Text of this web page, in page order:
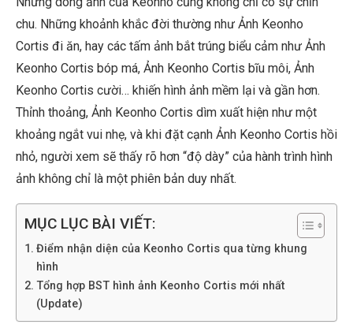
chu. Những khoảnh khắc đời thường như Ảnh Keonho
Cortis đi ăn, hay các tấm ảnh bắt trúng biểu cảm như Ảnh
Keonho Cortis bóp má, Ảnh Keonho Cortis bĩu môi, Ảnh
Keonho Cortis cười… khiến hình ảnh mềm lại và gần hơn.
Thỉnh thoảng, Ảnh Keonho Cortis dìm xuất hiện như một
khoảng ngắt vui nhẹ, và khi đặt cạnh Ảnh Keonho Cortis hồi
nhỏ, người xem sẽ thấy rõ hơn “độ dày” của hành trình hình
ảnh không chỉ là một phiên bản duy nhất.
MỤC LỤC BÀI VIẾT:
Điểm nhận diện của Keonho Cortis qua từng khung
hình
Tổng hợp BST hình ảnh Keonho Cortis mới nhất
(Update)